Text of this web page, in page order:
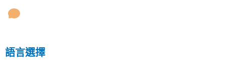
語言選擇